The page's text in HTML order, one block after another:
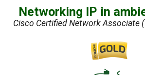
Networking IP in
Cisco Certified Network Associate